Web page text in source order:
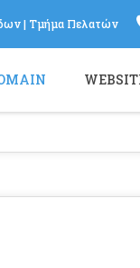
| Τμήμα Πελατών